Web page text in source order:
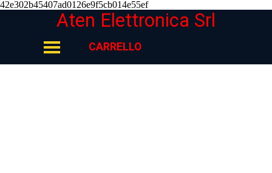
42e302b45407ad0126e9f5cb014e55ef
Aten Elettronica Srl
Salta menù
CARRELLO